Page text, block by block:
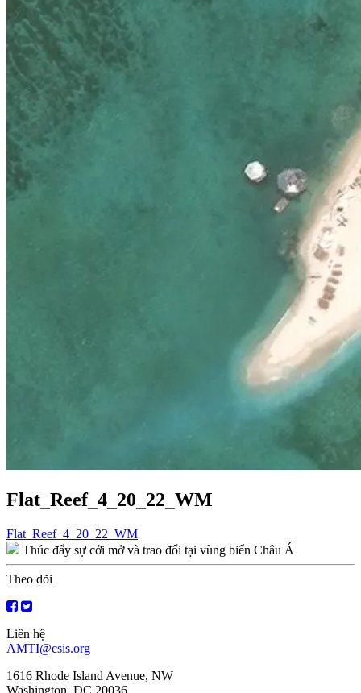
Flat_Reef_4_20_22_WM
Điều
hướng
bài
viết
Flat_Reef_4_20_22_WM
Thúc đẩy sự cởi mở và trao đổi tại vùng biển Châu Á
Theo dõi
Liên hệ
AMTI@csis.org
1616 Rhode Island Avenue, NW
Washington, DC 20036